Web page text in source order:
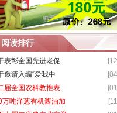
阅读排行
表彰全国先进老促
邀请入编“爱我中
届全国农科教推表
万吨洋葱有机酱油加